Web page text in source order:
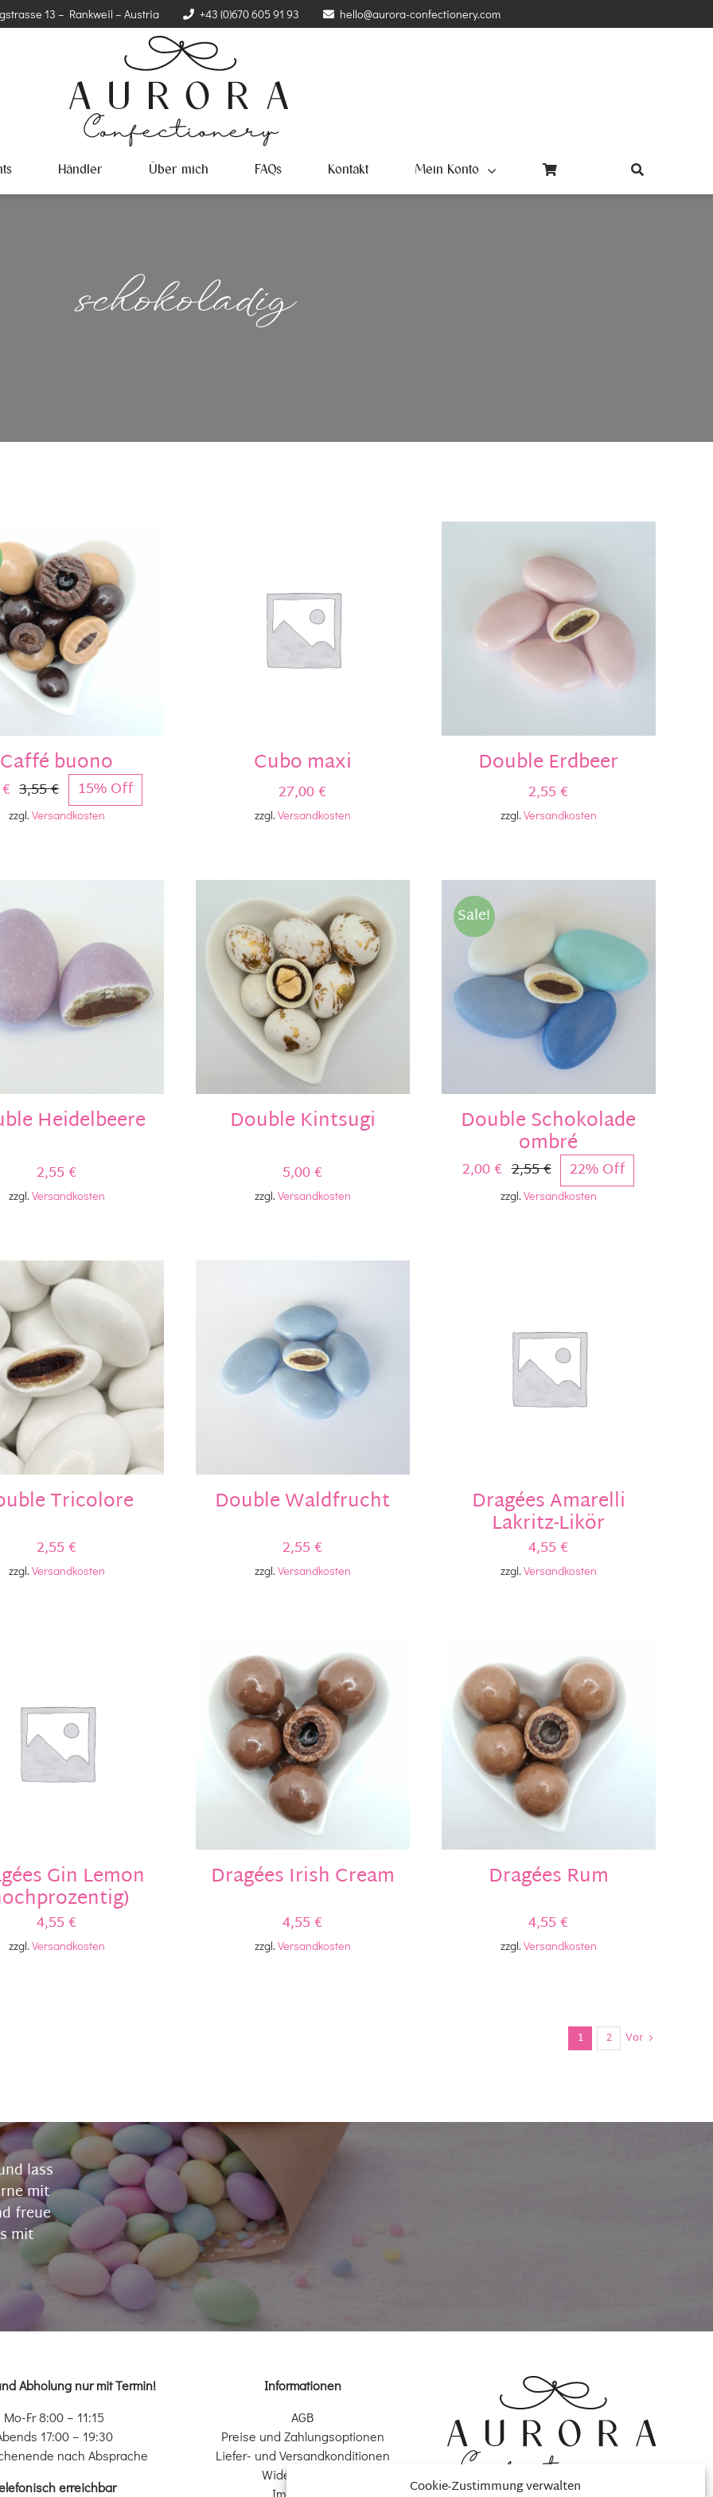
Cookie-Zustimmung verwalten
13 – Rankweil – Austria +43 (0)670 605 91 93 hello@aurora-confectionery.com
Händler Über mich FAQs Kontakt Mein Konto
schokoladig
Caffé buono
3,55€Ursprünglicher
Preis
€
Aktueller
Preis
15% Off
zzgl.Versandkosten
Cubo maxi
27,00€
zzgl.Versandkosten
Double Erdbeer
2,55€
zzgl.Versandkosten
Heidelbeere
2,55€
zzgl. Versandkosten
Double Kintsugi
5,00€
zzgl. Versandkosten
Sale!
Double Schokolade
ombré
2,55€Ursprünglicher
Preis
2,00€
Aktueller
Preis
22% Off
zzgl. Versandkosten
Tricolore
2,55€
zzgl. Versandkosten
Double Waldfrucht
2,55€
zzgl. Versandkosten
Dragées Amarelli
Lakritz-Likör
4,55€
zzgl. Versandkosten
Gin Lemon
4,55€
zzgl.Versandkosten
Dragées Irish Cream
4,55€
zzgl.Versandkosten
Dragées Rum
4,55€
zzgl.Versandkosten
1 2 Vor
lass
mit
freue
mit
Abholung nur mit Termin!
Mo-Fr 8:00 – 11:15
17:00 – 19:30
nach Absprache
erreichbar
Informationen
AGB
Preise und Zahlungsoptionen
Liefer- und Versandkonditionen
Widerrufsrecht
Impressum